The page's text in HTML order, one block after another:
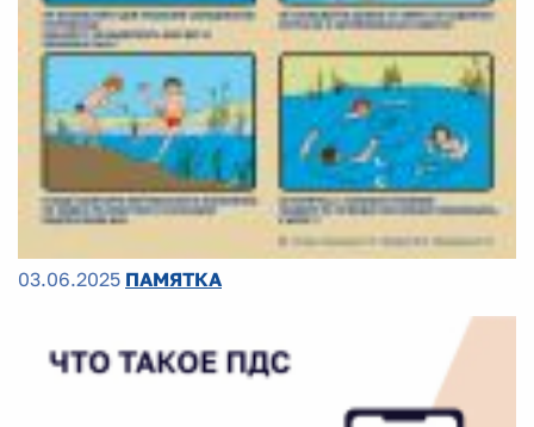
03.06.2025 ПАМЯТКА